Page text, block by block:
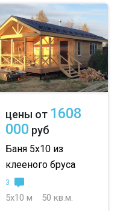
цены от 1608
000 руб
Баня 5х10 из
клееного бруса
3
5х10 м
50 кв.м.